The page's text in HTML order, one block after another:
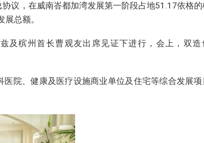
议，在威南峇都加湾发展第一阶段占地51.17依格
总额。
及槟州首长曹观友出席见证下进行，会上，双造
院、健康及医疗设施商业单位及住宅等综合发展